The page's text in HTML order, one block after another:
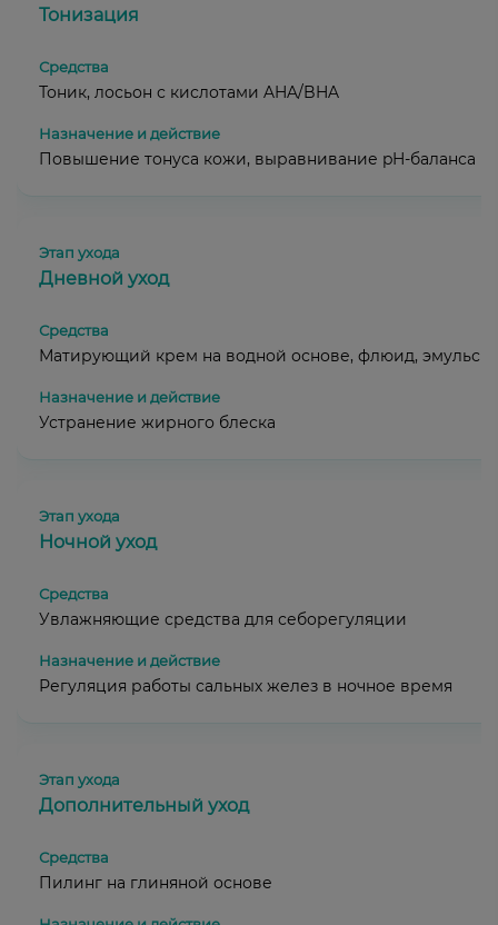
Тонизация
Тоник, лосьон с кислотами AHA/BHA
Повышение тонуса кожи, выравнивание pH-баланса
Дневной уход
Матирующий крем на водной основе, флюид,
Устранение жирного блеска
Ночной уход
Увлажняющие средства для себорегуляции
Регуляция работы сальных желез в ночное время
Дополнительный уход
Пилинг на глиняной основе